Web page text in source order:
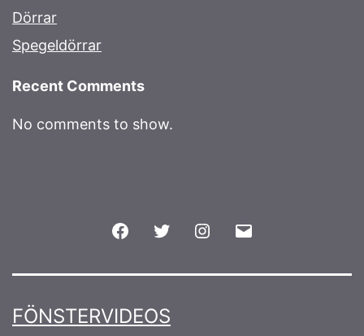
Dörrar
Spegeldörrar
Recent Comments
No comments to show.
FacebookTwitter Instagram
FÖNSTERVIDEOS